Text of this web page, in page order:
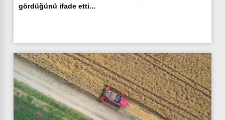
gördüğünü ifade etti...